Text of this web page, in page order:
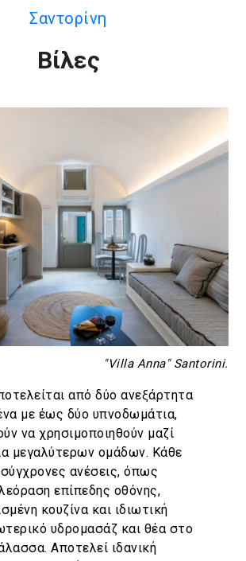
Σαντορίνη
Βίλες
από δύο ανεξάρτητα
με έως δύο υπνοδωμάτια,
να χρησιμοποιηθούν μαζί
μεγαλύτερων ομάδων. Κάθε
σύγχρονες ανέσεις, όπως
επίπεδης οθόνης,
κουζίνα και ιδιωτική
υδρομασάζ και θέα στο
Αποτελεί ιδανική
"Villa Anna" Santorini.